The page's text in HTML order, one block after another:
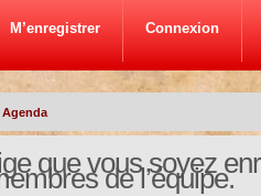
M’enregistrer Connexion
Agenda
que vous soyez
de l’équipe.